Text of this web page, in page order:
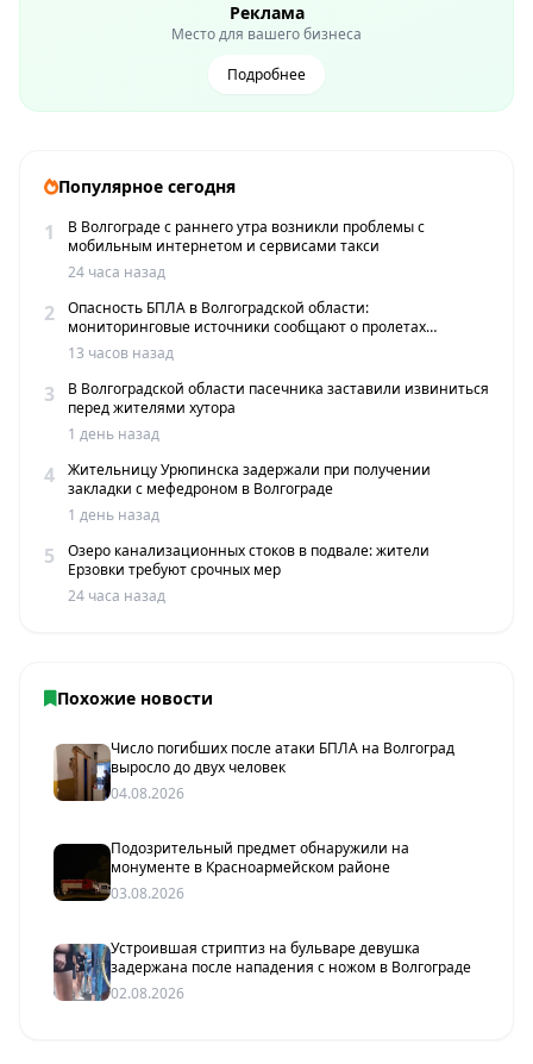
Реклама
Место для вашего бизнеса
Подробнее
Популярное сегодня
1
В Волгограде с раннего утра возникли проблемы с
мобильным интернетом и сервисами такси
24 часа назад
2
Опасность БПЛА в Волгоградской области:
мониторинговые источники сообщают о пролетах
беспилотников
13 часов назад
3
В Волгоградской области пасечника заставили извиниться
перед жителями хутора
1 день назад
4
Жительницу Урюпинска задержали при получении
закладки с мефедроном в Волгограде
1 день назад
5
Озеро канализационных стоков в подвале: жители
Ерзовки требуют срочных мер
24 часа назад
Похожие новости
Число погибших после атаки БПЛА на Волгоград
выросло до двух человек
04.08.2026
Подозрительный предмет обнаружили на
монументе в Красноармейском районе
03.08.2026
Устроившая стриптиз на бульваре девушка
задержана после нападения с ножом в Волгограде
02.08.2026